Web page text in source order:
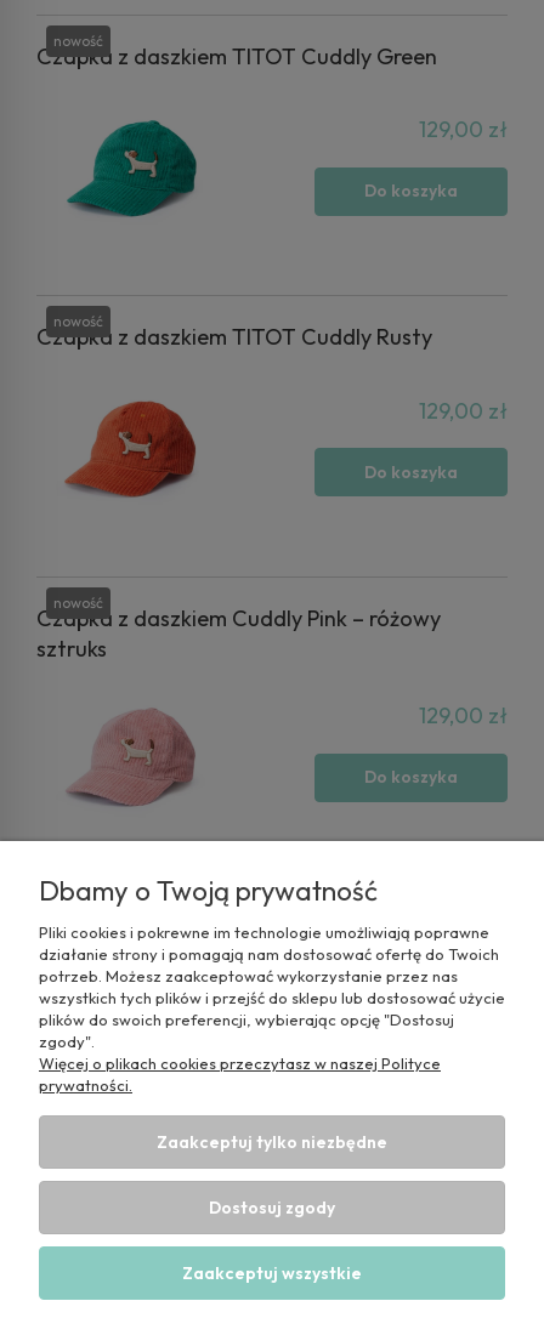
Czapka z daszkiem TITOT Cuddly Green
129,00 zł
Do koszyka
nowość
Czapka z daszkiem TITOT Cuddly Rusty
129,00 zł
Do koszyka
nowość
Czapka z daszkiem Cuddly Pink – różowy
sztruks
129,00 zł
Do koszyka
nowość
Informacje
Dbamy o Twoją prywatność
Pliki cookies i pokrewne im technologie umożliwiają poprawne
działanie strony i pomagają nam dostosować ofertę do Twoich
potrzeb. Możesz zaakceptować wykorzystanie przez nas
wszystkich tych plików i przejść do sklepu lub dostosować użycie
plików do swoich preferencji, wybierając opcję "Dostosuj
zgody".
Więcej o plikach cookies przeczytasz w naszej Polityce
prywatności.
Zaakceptuj tylko niezbędne
Dostosuj zgody
Zaakceptuj wszystkie